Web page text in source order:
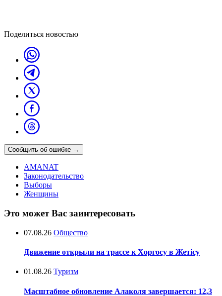
Поделиться новостью
Сообщить об ошибке →
AMANAT
Законодательство
Выборы
Женщины
Это может Вас заинтересовать
07.08.26 Общество
Движение открыли на трассе к Хоргосу в Жетісу
01.08.26 Туризм
Масштабное обновление Алаколя завершается: 12,3